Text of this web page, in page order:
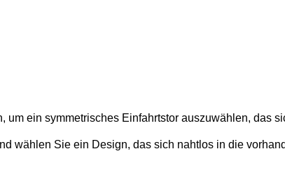
ein symmetrisches Einfahrtstor auszuwählen, das
wählen Sie ein Design, das sich nahtlos in die